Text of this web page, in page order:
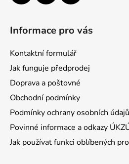
Informace pro vás
Kontaktní formulář
Jak funguje předprodej
Doprava a poštovné
Obchodní podmínky
Podmínky ochrany osobních údajů
Povinné informace a odkazy
Jak používat funkci oblíbených